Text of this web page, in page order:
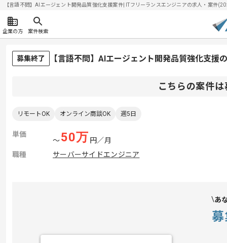
【言語不問】AIエージェント開発品質強化支援案件| ITフリーランスエンジニアの求人・案件
企業の方 案件検索
募集終了 【言語不問】AIエージェント開発品質強化支援
こちらの案件
リモートOK オンライン商談OK 週5日
単価
〜50万 円／月
職種
サーバーサイドエンジニア
あ